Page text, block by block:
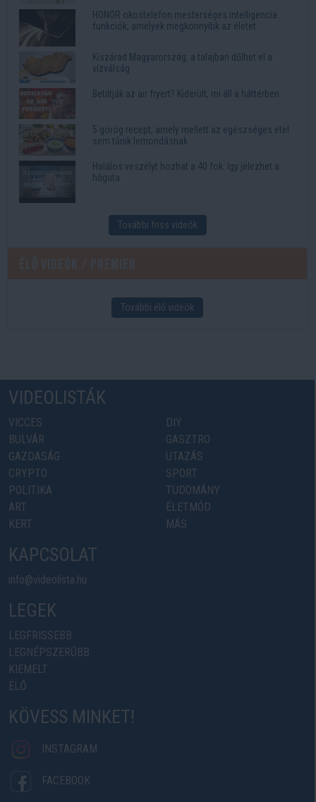
HONOR okostelefon mesterséges intelligencia
funkciók, amelyek megkönnyítik az életet
Kiszárad Magyarország: a talajban dőlhet el a
vízválság
Betiltják az air fryert? Kiderült, mi áll a háttérben
5 görög recept, amely mellett az egészséges étel
sem tűnik lemondásnak
Halálos veszélyt hozhat a 40 fok: így jelezhet a
hőguta
További friss videók
További élő videók
VIDEOLISTÁK
VICCES
BULVÁR
GAZDASÁG
CRYPTO
POLITIKA
ART
KERT
DIY
GASZTRO
UTAZÁS
SPORT
TUDOMÁNY
ÉLETMÓD
MÁS
KAPCSOLAT
info@videolista.hu
LEGEK
LEGFRISSEBB
LEGNÉPSZERŰBB
KIEMELT
ÉLŐ
KÖVESS MINKET!
INSTAGRAM
FACEBOOK